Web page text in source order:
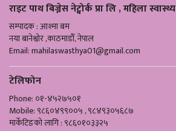
राइट पाथ बिज्नेस नेट्वोर्क प्रा लि , महिला स्वास्थ्य
सम्पादक : आश्मा बम
नया बानेश्वोर ,काठमाडौँ, नेपाल
Email:mahilaswasthya01@gmail.com
टेलिफोन
Phone: ०१-४५२७५०१
Mobile: ९८६०४९९००५ , ९८४९३०५६८७
मार्केटिङको लागि : ९८६०१०३३२५